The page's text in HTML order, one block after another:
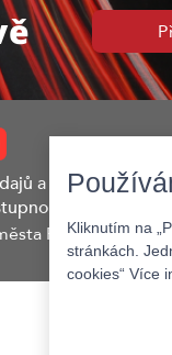
a GDPR
Pardubic a.s.
Kliknutím na
stránkách.
cookies“ Více